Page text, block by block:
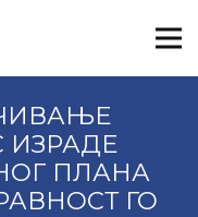
ИЗРАДЕ
ПЛАНА
ГО